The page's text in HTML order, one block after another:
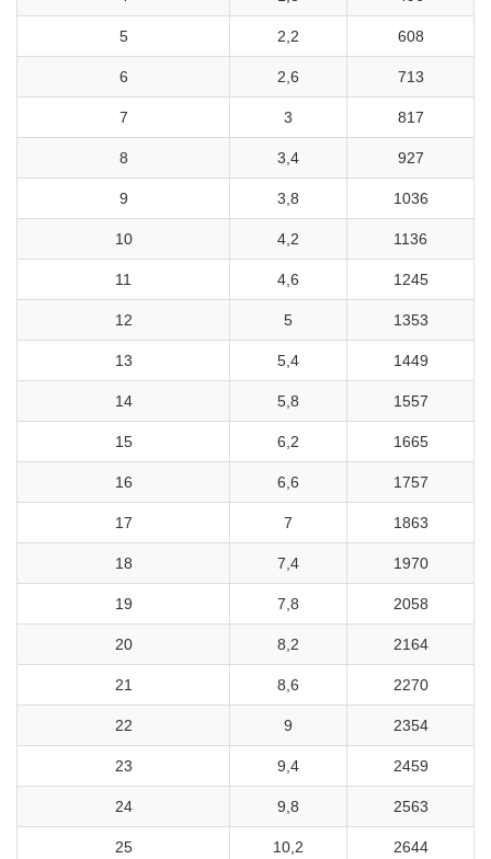
5 2,2 608
6 2,6 713
7 3 817
8 3,4 927
9 3,8 1036
10 4,2 1136
11 4,6 1245
12 5 1353
13 5,4 1449
14 5,8 1557
15 6,2 1665
16 6,6 1757
17 7 1863
18 7,4 1970
19 7,8 2058
20 8,2 2164
21 8,6 2270
22 9 2354
23 9,4 2459
24 9,8 2563
25 10,2 2644